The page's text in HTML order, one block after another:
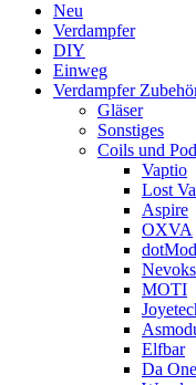
Neu
Verdampfer
DIY
Einweg
Verdampfer
Gläser
Sonstiges
Coils und
Vaptio
Lost
Aspire
OXVA
dotMod
Nevoks
MOTI
Elfbar
Da One